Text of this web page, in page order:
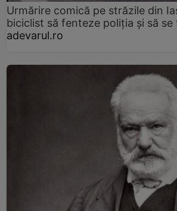
Urmărire comică pe străzile din
biciclist să fenteze poliția și să se
adevarul.ro